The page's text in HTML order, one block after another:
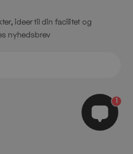
ideer til din facilitet og
nyhedsbrev
1